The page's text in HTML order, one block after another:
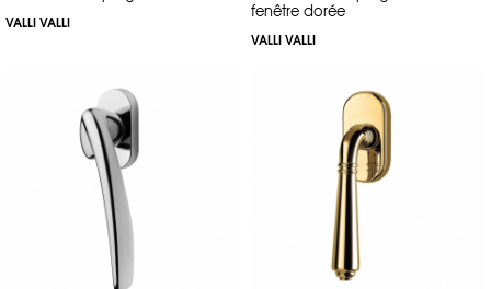
VALLI VALLI
fenêtre dorée
VALLI VALLI